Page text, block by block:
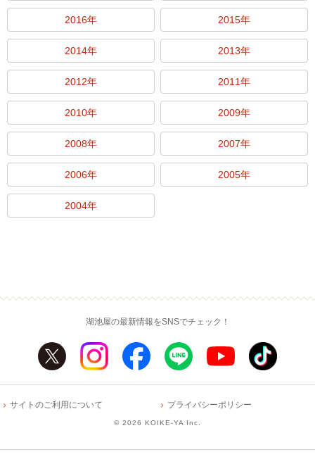
2016年 2015年
2014年 2013年
2012年 2011年
2010年 2009年
2008年 2007年
2006年 2005年
2004年
湖池屋の最新情報をSNSでチェック！
サイトのご利用について プライバシーポリシー
© 2026 KOIKE-YA Inc.